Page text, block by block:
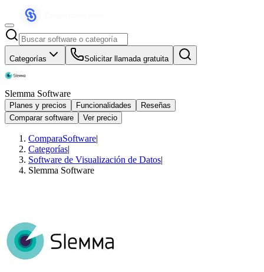
Categorías Solicitar llamada gratuita
Slemma Software
Planes y precios Funcionalidades
Reseñas
Comparar software
Ver precio
ComparaSoftware|
Categorías|
Software de Visualización de Datos|
Slemma Software